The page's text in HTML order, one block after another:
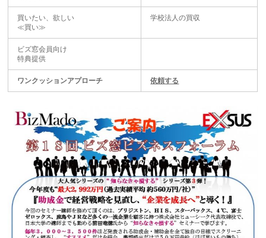
買いたい、欲しい
≪買い≫
学校法人の買収
ビズ窓会員向け
特典提供
ワンクッションアプローチ 依頼する